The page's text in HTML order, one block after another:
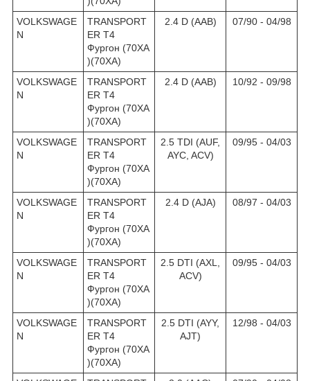
VOLKSWAGE
N
TRANSPORT
ER T4
Фургон (70XA
)(70XA)
2.4 D (AAB) 07/90 - 04/98
VOLKSWAGE
N
TRANSPORT
ER T4
Фургон (70XA
)(70XA)
2.4 D (AAB) 10/92 - 09/98
VOLKSWAGE
N
TRANSPORT
ER T4
Фургон (70XA
)(70XA)
2.5 TDI (AUF,
AYC, ACV)
09/95 - 04/03
VOLKSWAGE
N
TRANSPORT
ER T4
Фургон (70XA
)(70XA)
2.4 D (AJA) 08/97 - 04/03
VOLKSWAGE
N
TRANSPORT
ER T4
Фургон (70XA
)(70XA)
2.5 DTI (AXL,
ACV)
09/95 - 04/03
VOLKSWAGE
N
TRANSPORT
ER T4
Фургон (70XA
)(70XA)
2.5 DTI (AYY,
AJT)
12/98 - 04/03